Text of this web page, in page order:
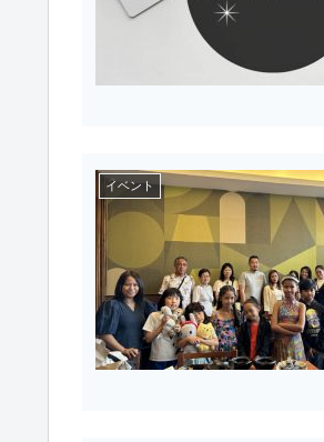
イベント